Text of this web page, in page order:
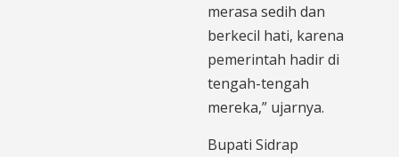
merasa sedih dan
berkecil hati, karena
pemerintah hadir di
tengah-tengah
mereka,” ujarnya.
Bupati Sidrap